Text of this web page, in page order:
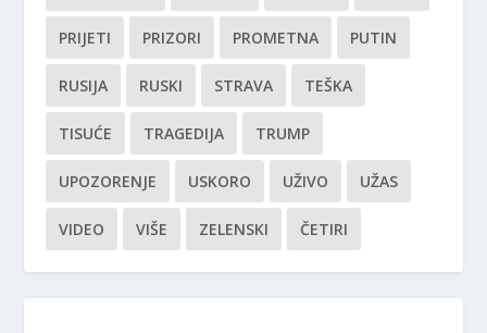
PRIJETI PRIZORI PROMETNA PUTIN
RUSIJA RUSKI STRAVA TEŠKA
TISUĆE TRAGEDIJA TRUMP
UPOZORENJE USKORO UŽIVO UŽAS
VIDEO VIŠE ZELENSKI ČETIRI